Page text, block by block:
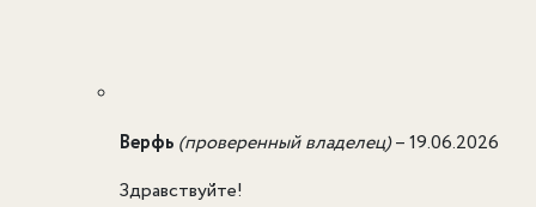
Верфь (проверенный владелец)–19.06.2026
Здравствуйте!